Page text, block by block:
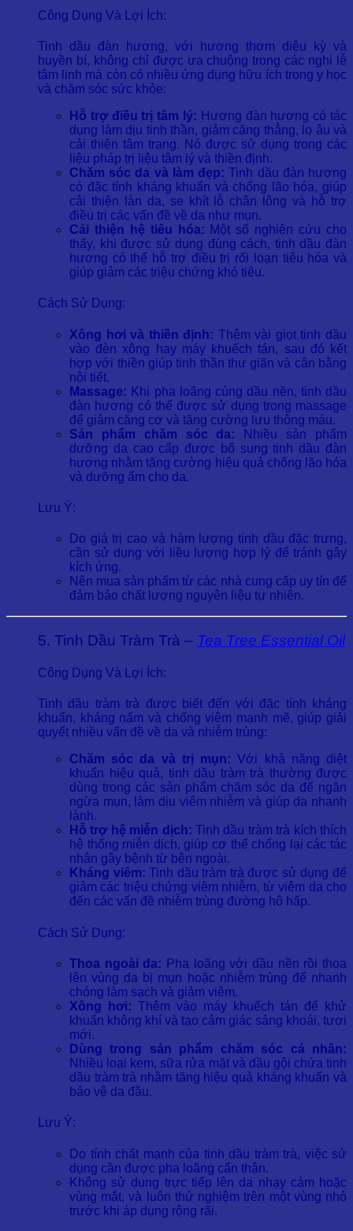
Công Dụng Và Lợi Ích:
Tinh dầu đàn hương, với hương thơm diệu kỳ và
huyền bí, không chỉ được ưa chuộng trong các nghi lễ
tâm linh mà còn có nhiều ứng dụng hữu ích trong y học
và chăm sóc sức khỏe:
Hỗ trợ điều trị tâm lý: Hương đàn hương có tác
dụng làm dịu tinh thần, giảm căng thẳng, lo âu và
cải thiện tâm trạng. Nó được sử dụng trong các
liệu pháp trị liệu tâm lý và thiền định.
Chăm sóc da và làm đẹp: Tinh dầu đàn hương
có đặc tính kháng khuẩn và chống lão hóa, giúp
cải thiện làn da, se khít lỗ chân lông và hỗ trợ
điều trị các vấn đề về da như mụn.
Cải thiện hệ tiêu hóa: Một số nghiên cứu cho
thấy, khi được sử dụng đúng cách, tinh dầu đàn
hương có thể hỗ trợ điều trị rối loạn tiêu hóa và
giúp giảm các triệu chứng khó tiêu.
Cách Sử Dụng:
Xông hơi và thiền định: Thêm vài giọt tinh dầu
vào đèn xông hay máy khuếch tán, sau đó kết
hợp với thiền giúp tinh thần thư giãn và cân bằng
nội tiết.
Massage: Khi pha loãng cùng dầu nền, tinh dầu
đàn hương có thể được sử dụng trong massage
để giảm căng cơ và tăng cường lưu thông máu.
Sản phẩm chăm sóc da: Nhiều sản phẩm
dưỡng da cao cấp được bổ sung tinh dầu đàn
hương nhằm tăng cường hiệu quả chống lão hóa
và dưỡng ẩm cho da.
Lưu Ý:
Do giá trị cao và hàm lượng tinh dầu đặc trưng,
cần sử dụng với liều lượng hợp lý để tránh gây
kích ứng.
Nên mua sản phẩm từ các nhà cung cấp uy tín để
đảm bảo chất lượng nguyên liệu tự nhiên.
5. Tinh Dầu Tràm Trà – Tea Tree Essential Oil
Công Dụng Và Lợi Ích:
Tinh dầu tràm trà được biết đến với đặc tính kháng
khuẩn, kháng nấm và chống viêm mạnh mẽ, giúp giải
quyết nhiều vấn đề về da và nhiễm trùng:
Chăm sóc da và trị mụn: Với khả năng diệt
khuẩn hiệu quả, tinh dầu tràm trà thường được
dùng trong các sản phẩm chăm sóc da để ngăn
ngừa mụn, làm dịu viêm nhiễm và giúp da nhanh
lành.
Hỗ trợ hệ miễn dịch: Tinh dầu tràm trà kích thích
hệ thống miễn dịch, giúp cơ thể chống lại các tác
nhân gây bệnh từ bên ngoài.
Kháng viêm: Tinh dầu tràm trà được sử dụng để
giảm các triệu chứng viêm nhiễm, từ viêm da cho
đến các vấn đề nhiễm trùng đường hô hấp.
Cách Sử Dụng:
Thoa ngoài da: Pha loãng với dầu nền rồi thoa
lên vùng da bị mụn hoặc nhiễm trùng để nhanh
chóng làm sạch và giảm viêm.
Xông hơi: Thêm vào máy khuếch tán để khử
khuẩn không khí và tạo cảm giác sảng khoái, tươi
mới.
Dùng trong sản phẩm chăm sóc cá nhân:
Nhiều loại kem, sữa rửa mặt và dầu gội chứa tinh
dầu tràm trà nhằm tăng hiệu quả kháng khuẩn và
bảo vệ da đầu.
Lưu Ý:
Do tính chất mạnh của tinh dầu tràm trà, việc sử
dụng cần được pha loãng cẩn thận.
Không sử dụng trực tiếp lên da nhạy cảm hoặc
vùng mắt, và luôn thử nghiệm trên một vùng nhỏ
trước khi áp dụng rộng rãi.